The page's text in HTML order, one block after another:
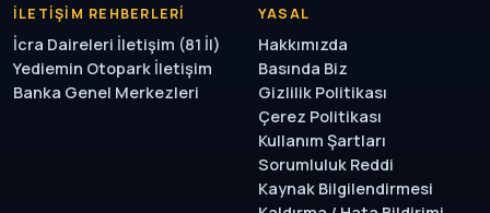
İLETIŞIM REHBERLERI
İcra Daireleri İletişim (81 İl)
Yediemin Otopark İletişim
Banka Genel Merkezleri
YASAL
Hakkımızda
Basında Biz
Gizlilik Politikası
Çerez Politikası
Kullanım Şartları
Sorumluluk Reddi
Kaynak Bilgilendirmesi